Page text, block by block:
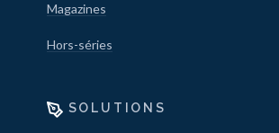
Magazines
Hors-séries
SOLUTIONS